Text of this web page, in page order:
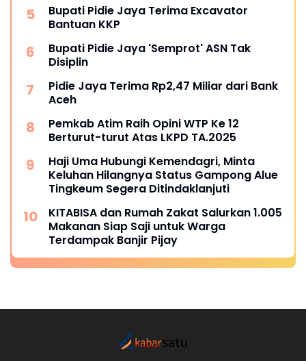
Bupati Pidie Jaya Terima Excavator
Bantuan KKP
Bupati Pidie Jaya 'Semprot' ASN Tak
Disiplin
Pidie Jaya Terima Rp2,47 Miliar dari Bank
Aceh
Pemkab Atim Raih Opini WTP Ke 12
Berturut-turut Atas LKPD TA.2025
Haji Uma Hubungi Kemendagri, Minta
Keluhan Hilangnya Status Gampong Alue
Tingkeum Segera Ditindaklanjuti
KITABISA dan Rumah Zakat Salurkan 1.005
Makanan Siap Saji untuk Warga
Terdampak Banjir Pijay